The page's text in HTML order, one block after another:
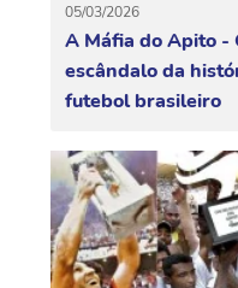
05/03/2026
A Máfia do Apito -
escândalo da
futebol brasileiro